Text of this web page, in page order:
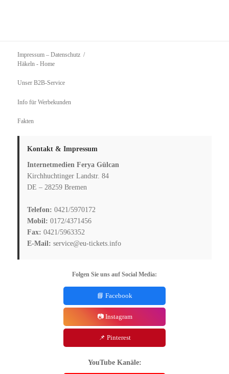
Impressum – Datenschutz
Häkeln - Home
Unser B2B-Service
Info für Werbekunden
Fakten
Kontakt & Impressum
Internetmedien Ferya Gülcan
Kirchhuchtinger Landstr. 84
DE – 28259 Bremen
Telefon: 0421/5970172
Mobil: 0172/4371456
Fax: 0421/5963352
E-Mail: service@eu-tickets.info
Folgen Sie uns auf Social Media:
📘 Facebook
📷 Instagram
📌 Pinterest
YouTube Kanäle: